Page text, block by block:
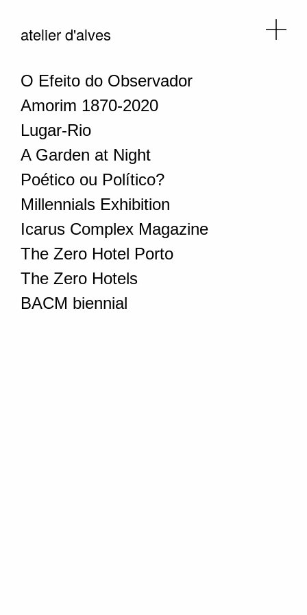
atelier d'alves
O Efeito do Observador
Amorim 1870-2020
Lugar-Rio
A Garden at Night
Poético ou Político?
Millennials Exhibition
Icarus Complex Magazine
The Zero Hotel Porto
The Zero Hotels
BACM biennial